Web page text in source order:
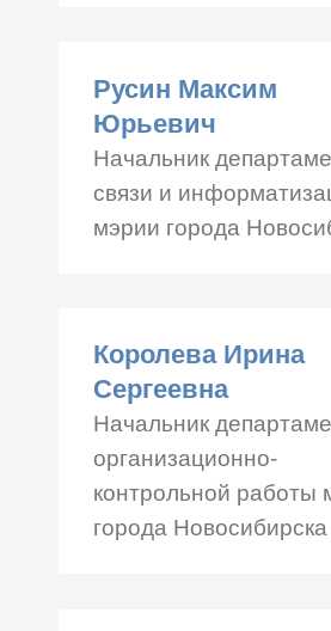
Телефон: +7 (383)
Русин Максим
Юрьевич
Начальник
связи и
мэрии города
Телефон: +7 (383)
Королева Ирина
Сергеевна
Начальник
организационно-
контрольной работы
города Новосибирска